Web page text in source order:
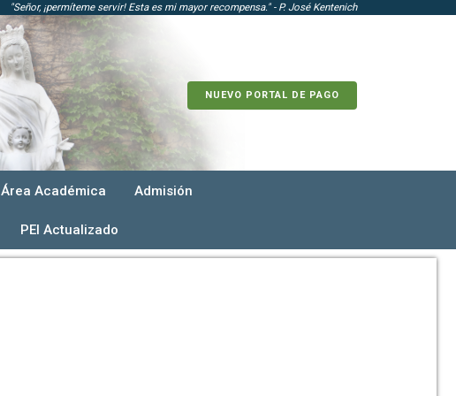
"Señor, ¡permíteme servir! Esta es mi mayor recompensa." - P. José Kentenich
NUEVO PORTAL DE PAGO
Área Académica Admisión
PEI Actualizado